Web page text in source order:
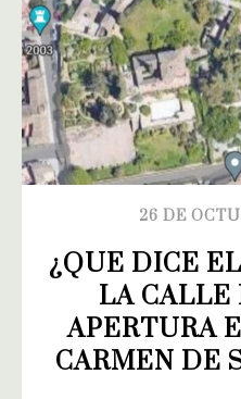
26 DE
¿QUE DICE
LA CALLE
APERTURA
CARMEN DE